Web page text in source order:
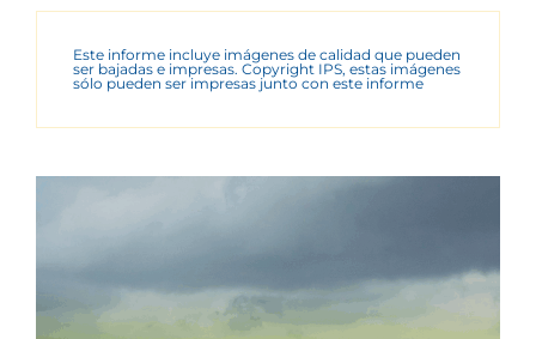
Este informe incluye imágenes de calidad que pueden
ser bajadas e impresas. Copyright IPS, estas imágenes
sólo pueden ser impresas junto con este informe